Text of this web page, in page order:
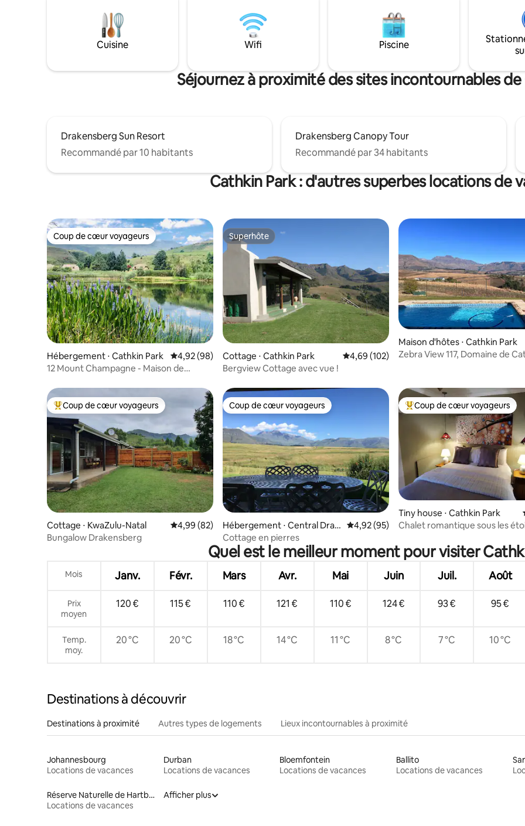
sur la propriété sont répertoriés
séparément : THE ZULU HUT et DIDDLY
la montagne, sont confortables et
restauration.
solaire. 3 chambres, 2 salles de bains et
un séjour ouvert. Les équipements
d'hiver comprennent un foyer extérieur,
un chauffage au gaz pour les journées
électriques pour vous garder au chaud !
la chasse au lapin. Dans le
sécurisé d'Inkungu, vous
de dîner à l'intérieur ou à
restaurant Mystique. Le domaine est à
quelques minutes en voiture
Drakenberg.
Cuisine Wifi Piscine
Séjournez à proximité des sites incontournables
Drakensberg Sun Resort
Recommandé par 10 habitants
Drakensberg Canopy Tour
Recommandé par 34 habitants
Cathkin Park : d'autres superbes locations de
Coup de cœur voyageurs
Coup de cœur voyageurs
Hébergement ⋅ Cathkin Park Évaluation moyenne sur la base de 98 commentaires : 4,92 sur 5
4,92 (98)
12 Mount Champagne - Maison de
Superhôte
Superhôte
Cottage ⋅ Cathkin Park Évaluation moyenne sur la base de 102
4,69 (102)
Bergview Cottage avec vue !
Maison d'hôtes ⋅ Cathkin Park
Zebra View 117, Domaine de
Coups de cœur voyageurs les plus appréciés
Coup de cœur voyageurs
Cottage ⋅ KwaZulu-Natal Évaluation moyenne sur la base de 82 commentaires : 4,99 sur 5
4,99 (82)
Bungalow Drakensberg
Coup de cœur voyageurs
Coup de cœur voyageurs
Hébergement ⋅ Central Drak
ensberg
Évaluation moyenne sur la base de 95
4,92 (95)
Cottage en pierres
Coups de cœur voyageurs les
Coup de cœur voyageurs
Tiny house ⋅ Cathkin Park
Chalet romantique sous les
Quel est le meilleur moment pour visiter
Mois Janv. Févr. Mars Avr. Mai Juin Juil. Août
Prix
moyen
120 € 115 € 110 € 121 € 110 € 124 € 93 € 95 €
Temp.
moy.
20 °C 20 °C 18 °C 14 °C 11 °C 8 °C 7 °C 10 °C
Destinations à découvrir
Destinations à proximité Autres types de logements Lieux incontournables à proximité
Johannesbourg
Locations de vacances
Durban
Locations de vacances
Bloemfontein
Locations de vacances
Ballito
Locations de vacances
Réserve Naturelle de Hartbeespoort
Locations de vacances
Afficher plus